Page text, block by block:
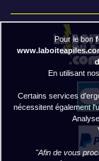
Pour le bon
En utilisant
Certains services
nécessitent également
"Afin de vous